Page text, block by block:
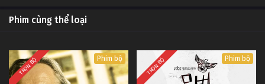
Phim cùng thể loại
TRỌN BỘ Phim bộ TRỌN BỘ Phim bộ